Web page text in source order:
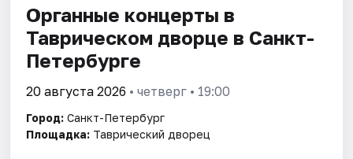
Органные концерты в
Таврическом дворце в Санкт-
Петербурге
20 августа 2026 • четверг • 19:00
Город: Санкт-Петербург
Площадка: Таврический дворец